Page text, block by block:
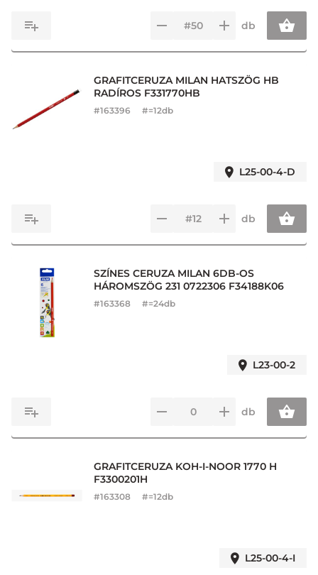
db
GRAFITCERUZA MILAN HATSZÖG HB
RADÍROS F331770HB
#163396 #=12db
L25-00-4-D
db
SZÍNES CERUZA MILAN 6DB-OS
HÁROMSZÖG 231 0722306 F34188K06
#163368 #=24db
L23-00-2
db
GRAFITCERUZA KOH-I-NOOR 1770 H
F3300201H
#163308 #=12db
L25-00-4-I